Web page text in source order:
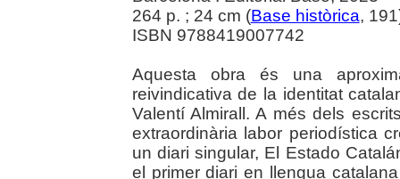
264 p. ; 24 cm (Base històrica,
ISBN 9788419007742
Aquesta obra és una
reivindicativa de la identitat
Valentí Almirall. A més dels
extraordinària labor periodística
un diari singular, El Estado
el primer diari en llengua